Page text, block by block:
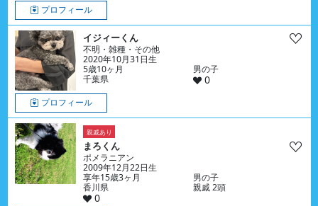
プロフィール
イジィーくん
不明・雑種・その他
2020年10月31日生
5歳10ヶ月
男の子
千葉県
0
プロフィール
親戚あり
まろくん
ポメラニアン
2009年12月22日生
享年15歳3ヶ月
男の子
香川県
親戚 2頭
0